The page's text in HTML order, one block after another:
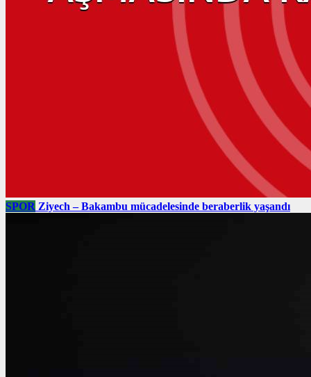
SPOR Ziyech – Bakambu mücadelesinde beraberlik yaşandı